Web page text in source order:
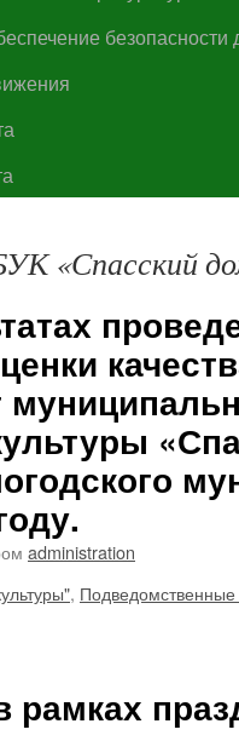
безопасности
«Спасский
administration
,
рамках